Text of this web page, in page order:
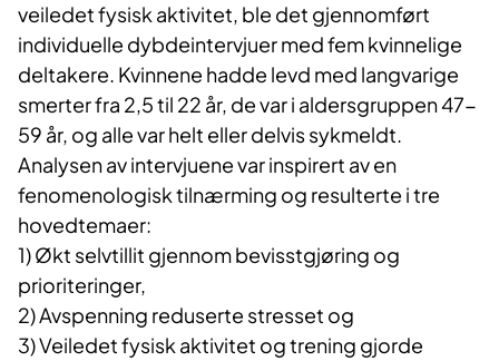
veiledet fysisk aktivitet, ble det gjennomført
individuelle dybdeintervjuer med fem kvinnelige
deltakere. Kvinnene hadde levd med langvarige
smerter fra 2,5 til 22 år, de var i aldersgruppen 47-
59 år, og alle var helt eller delvis sykmeldt.
Analysen av intervjuene var inspirert av en
fenomenologisk tilnærming og resulterte i tre
hovedtemaer:
1) Økt selvtillit gjennom bevisstgjøring og
prioriteringer,
2) Avspenning reduserte stresset og
3) Veiledet fysisk aktivitet og trening gjorde